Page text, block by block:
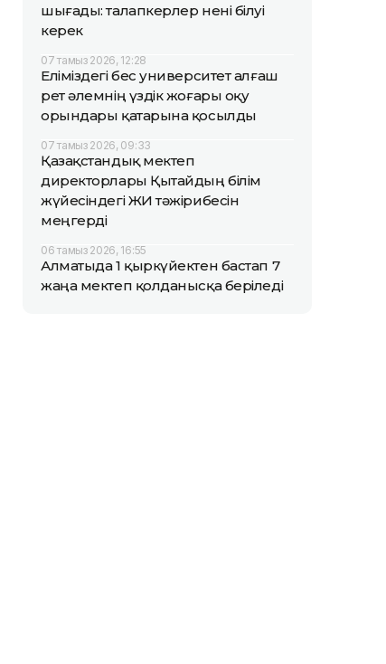
шығады: талапкерлер нені білуі
керек
07 тамыз 2026, 12:28
Еліміздегі бес университет алғаш
рет әлемнің үздік жоғары оқу
орындары қатарына қосылды
07 тамыз 2026, 09:33
Қазақстандық мектеп
директорлары Қытайдың білім
жүйесіндегі ЖИ тәжірибесін
меңгерді
06 тамыз 2026, 16:55
Алматыда 1 қыркүйектен бастап 7
жаңа мектеп қолданысқа беріледі